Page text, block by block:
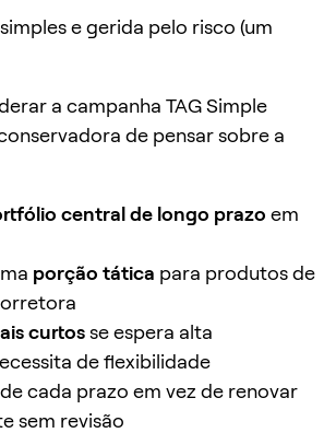
e gerida pelo risco (um
a campanha TAG Simple
de pensar sobre a
central de longo prazo em
porção tática para produtos de
curtosse espera alta
de flexibilidade
cada prazo em vez de renovar
sem revisão